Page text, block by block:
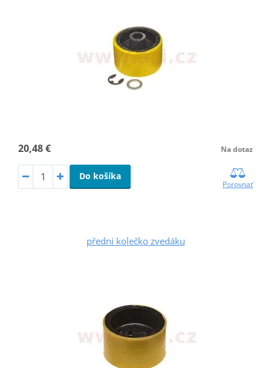
20,48 € Na dotaz
Do košíka
Porovnať
přední kolečko zvedáku